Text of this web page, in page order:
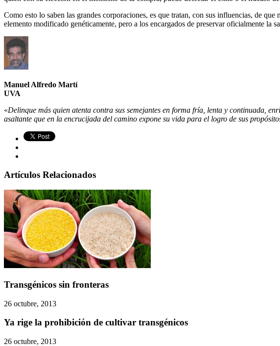
Como esto lo saben las grandes corporaciones, es que tratan, con sus influencias, de
elemento modificado genéticamente, pero a los encargados de preservar oficialmente la
Manuel Alfredo Martí
UVA
«Delinque más quien atenta contra sus semejantes en forma fría, lenta y continuada,
asaltante que en la encrucijada del camino expone su vida para el logro de sus
Artículos Relacionados
Transgénicos sin fronteras
26 octubre, 2013
Ya rige la prohibición de cultivar transgénicos
26 octubre, 2013